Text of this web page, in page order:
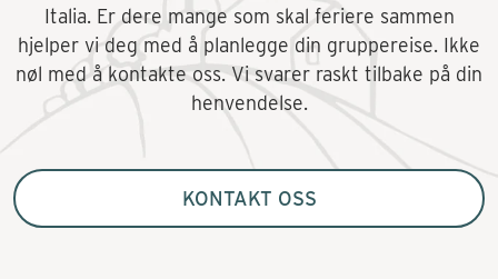
Italia. Er dere mange som skal feriere sammen
hjelper vi deg med å planlegge din gruppereise. Ikke
nøl med å kontakte oss. Vi svarer raskt tilbake på din
henvendelse.
KONTAKT OSS